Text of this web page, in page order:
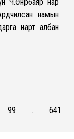
намын
нарт албан
99 …
641